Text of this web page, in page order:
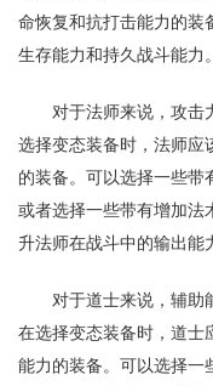
命恢复和抗打击能力的装
生存能力和持久战斗能力。
对于法师来说，攻击
选择变态装备时，法师应
的装备。可以选择一些带
或者选择一些带有增加法
升法师在战斗中的输出能
对于道士来说，辅助
在选择变态装备时，道士
能力的装备。可以选择一